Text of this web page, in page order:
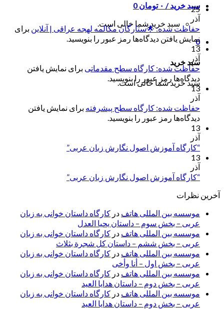
سبد خرید / ۰ تومان 0
سبد خرید شما خالی است.
0
سبد خرید
سبد خرید شما خالی است.
25
آذر
حفاظت شده: 🌟ستارگان مکالمه لهجه عراقی | آنلاین برای
نمایش یافتن دیدگاه‌ها رمز عبور را بنویسید.
13
آذر
حفاظت شده: کارگاه سطح مقدماتی برای نمایش یافتن
دیدگاه‌ها رمز عبور را بنویسید.
13
آذر
حفاظت شده: کارگاه سطح پیشرفته برای نمایش یافتن
دیدگاه‌ها رمز عبور را بنویسید.
13
آذر
“کارگاه آموزش اصول نگارش زبان عربی”
13
آذر
“کارگاه آموزش اصول نگارش زبان عربی”
آخرین نظرات
موسسه بین المللی هاتف در کارگاه داستان خوانی به زبان
عربی – بخش سوم – داستان یحیا العدل
موسسه بین المللی هاتف در کارگاه داستان خوانی به زبان
عربی – بخش ششم – داستان کل شجرة بثلاث
موسسه بین المللی هاتف در کارگاه داستان خوانی به زبان
عربی – بخش اول – أنا وأخی
موسسه بین المللی هاتف در کارگاه داستان خوانی به زبان
عربی – بخش دوم – داستان هدایا العید
موسسه بین المللی هاتف در کارگاه داستان خوانی به زبان
عربی – بخش دوم – داستان هدایا العید